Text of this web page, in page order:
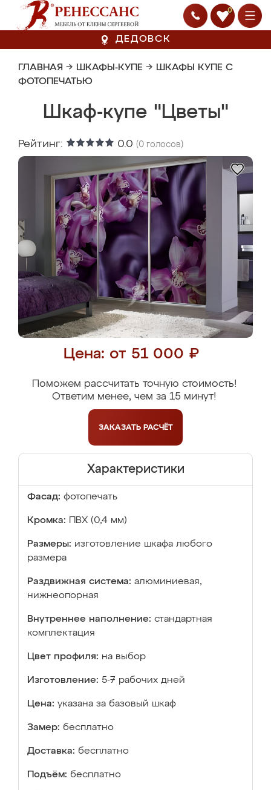
0
ДЕДОВСК
ГЛАВНАЯ → ШКАФЫ-КУПЕ → ШКАФЫ КУПЕ С
ФОТОПЕЧАТЬЮ
Шкаф-купе "Цветы"
Рейтинг: 0.0 (0 голосов)
Цена: от 51 000 ₽
Поможем рассчитать точную стоимость!
Ответим менее, чем за 15 минут!
ЗАКАЗАТЬ РАСЧЁТ
Характеристики
Фасад: фотопечать
Кромка: ПВХ (0,4 мм)
Размеры: изготовление шкафа любого
размера
Раздвижная система: алюминиевая,
нижнеопорная
Внутреннее наполнение: стандартная
комплектация
Цвет профиля: на выбор
Изготовление: 5-7 рабочих дней
Цена: указана за базовый шкаф
Замер: бесплатно
Доставка: бесплатно
Подъём: бесплатно